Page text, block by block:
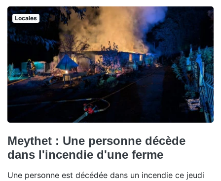
Locales
Meythet : Une personne décède
dans l'incendie d'une ferme
Une personne est décédée dans un incendie ce jeudi